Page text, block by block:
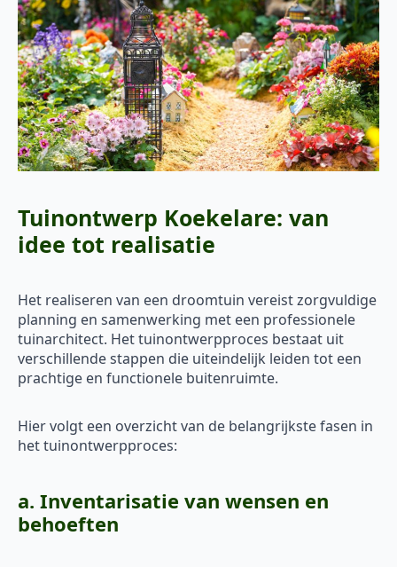
Tuinontwerp Koekelare: van
idee tot realisatie
Het realiseren van een droomtuin vereist zorgvuldige
planning en samenwerking met een professionele
tuinarchitect. Het tuinontwerpproces bestaat uit
verschillende stappen die uiteindelijk leiden tot een
prachtige en functionele buitenruimte.
Hier volgt een overzicht van de belangrijkste fasen in
het tuinontwerpproces:
a. Inventarisatie van wensen en
behoeften